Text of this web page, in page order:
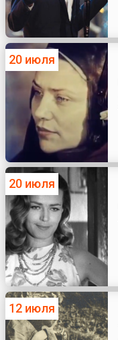
20 июля
20 июля
12 июля